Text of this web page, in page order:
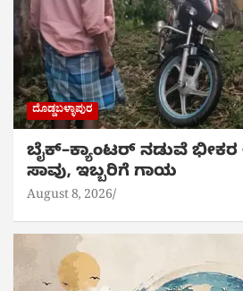
ದೊಡ್ಡಬಳ್ಳಾಪುರ
ಬೈಕ್‌–ಕ್ಯಾಂಟರ್ ನಡುವೆ
ಸಾವು, ಇಬ್ಬರಿಗೆ ಗಾಯ
August 8, 2026